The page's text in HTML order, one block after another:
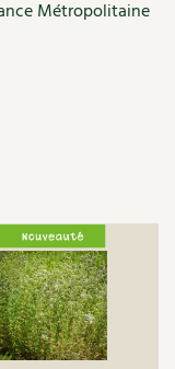
Métropolitaine